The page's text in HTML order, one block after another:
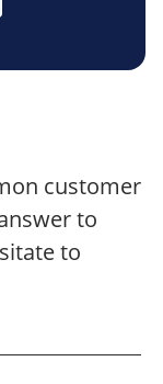
customer
to
to